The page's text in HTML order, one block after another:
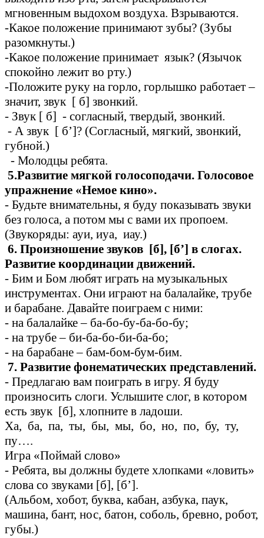
мгновенным выдохом воздуха. Взрываются.
-Какое положение принимают зубы? (Зубы
разомкнуты.)
-Какое положение принимает язык? (Язычок
спокойно лежит во рту.)
-Положите руку на горло, горлышко работает –
значит, звук [ б] звонкий.
- Звук [ б] - согласный, твердый, звонкий.
- А звук [ б’]? (Согласный, мягкий, звонкий,
губной.)
- Молодцы ребята.
5.Развитие мягкой голосоподачи. Голосовое
упражнение «Немое кино».
- Будьте внимательны, я буду показывать звуки
без голоса, а потом мы с вами их пропоем.
(Звукоряды: ауи, иуа, иау.)
6. Произношение звуков [б], [б’] в слогах.
Развитие координации движений.
- Бим и Бом любят играть на музыкальных
инструментах. Они играют на балалайке, трубе
и барабане. Давайте поиграем с ними:
- на балалайке – ба-бо-бу-ба-бо-бу;
- на трубе – би-ба-бо-би-ба-бо;
- на барабане – бам-бом-бум-бим.
7. Развитие фонематических представлений.
- Предлагаю вам поиграть в игру. Я буду
произносить слоги. Услышите слог, в котором
есть звук [б], хлопните в ладоши.
Ха, ба, па, ты, бы, мы, бо, но, по, бу, ту,
пу….
Игра «Поймай слово»
- Ребята, вы должны будете хлопками «ловить»
слова со звуками [б], [б’].
(Альбом, хобот, буква, кабан, азбука, паук,
машина, бант, нос, батон, соболь, бревно, робот,
губы.)